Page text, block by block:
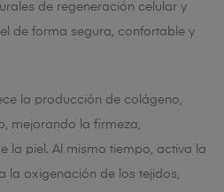
de regeneración celular y
de forma segura, confortable y
la producción de colágeno,
mejorando la firmeza,
la piel. Al mismo tiempo, activa la
la oxigenación de los tejidos,